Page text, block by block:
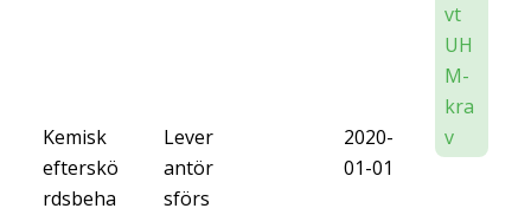
Kemisk
efterskö
rdsbeha
Lever
antör
sförs
2020-
01-01
vt
UH
M-
kra
v